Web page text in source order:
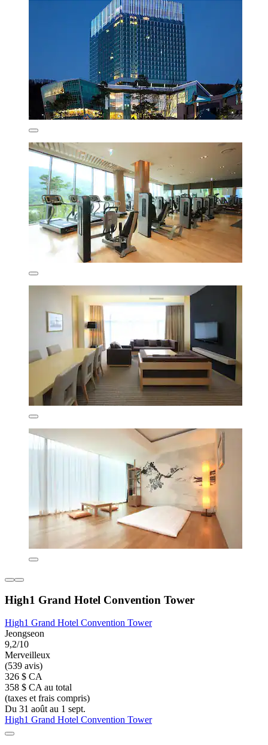
High1 Grand Hotel Convention Tower
High1 Grand Hotel Convention Tower
Jeongseon
9,2/10
Merveilleux
(539 avis)
326 $ CA
358 $ CA au total
(taxes et frais compris)
Du 31 août au 1 sept.
High1 Grand Hotel Convention Tower